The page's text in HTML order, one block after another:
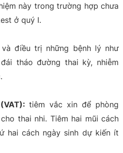
này trong trường hợp chưa
ở quý I.
và điều trị những bệnh lý như
tháo đường thai kỳ, nhiễm
tiêm vắc xin để phòng
thai nhi. Tiêm hai mũi cách
hai cách ngày sinh dự kiến ít